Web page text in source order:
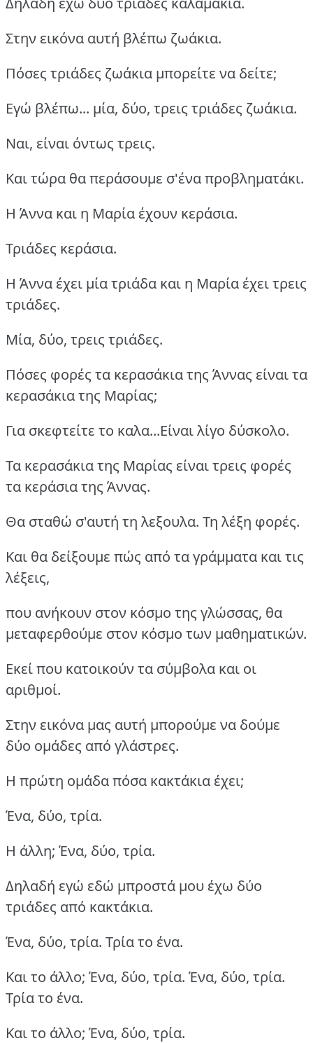
Στην εικόνα αυτή βλέπω ζωάκια.
Πόσες τριάδες ζωάκια μπορείτε να δείτε;
Εγώ βλέπω... μία, δύο, τρεις τριάδες ζωάκια.
Ναι, είναι όντως τρεις.
Και τώρα θα περάσουμε σ'ένα προβληματάκι.
Η Άννα και η Μαρία έχουν κεράσια.
Τριάδες κεράσια.
Η Άννα έχει μία τριάδα και η Μαρία έχει τρεις
τριάδες.
Μία, δύο, τρεις τριάδες.
Πόσες φορές τα κερασάκια της Άννας είναι τα
κερασάκια της Μαρίας;
Για σκεφτείτε το καλα...Είναι λίγο δύσκολο.
Τα κερασάκια της Μαρίας είναι τρεις φορές
τα κεράσια της Άννας.
Θα σταθώ σ'αυτή τη λεξουλα. Τη λέξη φορές.
Και θα δείξουμε πώς από τα γράμματα και τις
λέξεις,
που ανήκουν στον κόσμο της γλώσσας, θα
μεταφερθούμε στον κόσμο των μαθηματικών.
Εκεί που κατοικούν τα σύμβολα και οι
αριθμοί.
Στην εικόνα μας αυτή μπορούμε να δούμε
δύο ομάδες από γλάστρες.
Η πρώτη ομάδα πόσα κακτάκια έχει;
Ένα, δύο, τρία.
Η άλλη; Ένα, δύο, τρία.
Δηλαδή εγώ εδώ μπροστά μου έχω δύο
τριάδες από κακτάκια.
Ένα, δύο, τρία. Τρία το ένα.
Και το άλλο; Ένα, δύο, τρία. Ένα, δύο, τρία.
Τρία το ένα.
Και το άλλο; Ένα, δύο, τρία.